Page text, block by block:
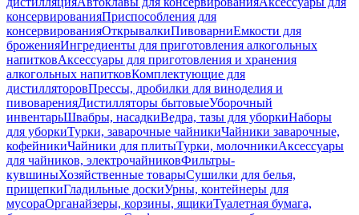
консервированияПриспособления для
консервированияОткрывалкиПивоварниЕмкости для
броженияИнгредиенты для приготовления алкогольных
напитковАксессуары для приготовления и хранения
алкогольных напитковКомплектующие для
дистилляторовПрессы, дробилки для виноделия и
пивоваренияДистилляторы бытовыеУборочный
инвентарьШвабры, насадкиВедра, тазы для уборкиНаборы
для уборкиТурки, заварочные чайникиЧайники заварочные,
кофейникиЧайники для плитыТурки, молочникиАксессуары
для чайников, электрочайниковФильтры-
кувшиныХозяйственные товарыСушилки для белья,
прищепкиГладильные доскиУрны, контейнеры для
мусораОрганайзеры, корзины, ящикиТуалетная бумага,